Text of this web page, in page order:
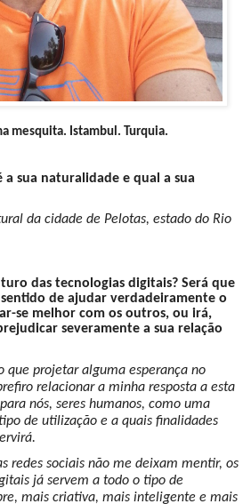
mesquita. Istambul. Turquia.
a sua naturalidade e qual a sua
da cidade de Pelotas, estado do Rio
das tecnologias digitais? Será que
de ajudar verdadeiramente o
se melhor com os outros, ou irá,
severamente a sua relação
que projetar alguma esperança no
relacionar a minha resposta a esta
nós, seres humanos, como uma
de utilização e a quais finalidades
redes sociais não me deixam mentir, os
já servem a todo o tipo de
mais criativa, mais inteligente e mais